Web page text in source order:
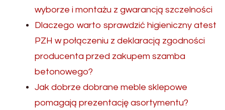
wyborze i montażu z gwarancją szczelności
Dlaczego warto sprawdzić higieniczny atest
PZH w połączeniu z deklaracją zgodności
producenta przed zakupem szamba
betonowego?
Jak dobrze dobrane meble sklepowe
pomagają prezentację asortymentu?